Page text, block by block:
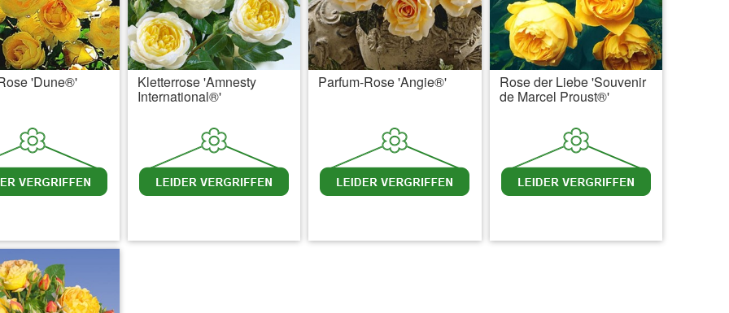
'Dune®' Kletterrose 'Amnesty
International®'
Parfum-Rose 'Angie®' Rose der Liebe 'Souvenir
de Marcel Proust®'